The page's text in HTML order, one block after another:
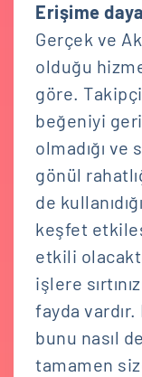
Erişime
Gerçek ve
olduğu
göre.
beğeniyi
olmadığı ve
gönül
de
keşfet
etkili
işlere
fayda vardır.
bunu nasıl
tamamen